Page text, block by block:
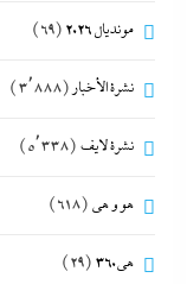
مونديال 2026 (69)
نشرة الأخبار (3٬888)
نشرة لايف (5٬338)
هو و هي (618)
هى360 (29)